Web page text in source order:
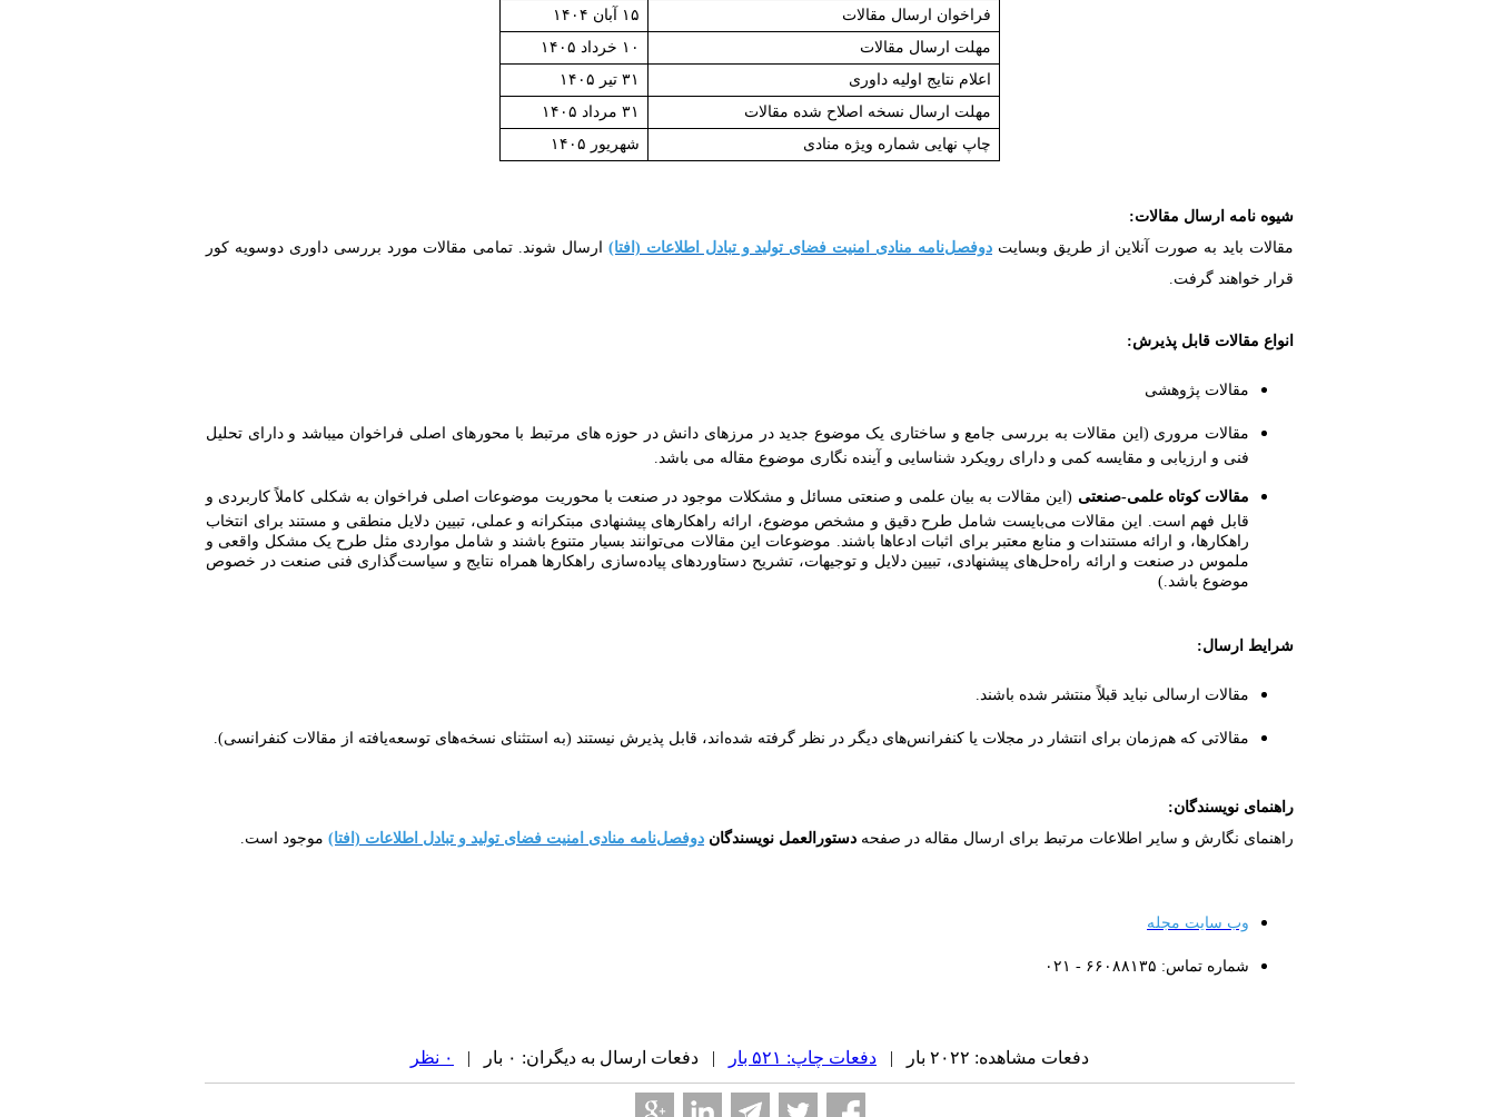
فراخوان ارسال مقالات
۱۵ آبان ۱۴۰۴
مهلت ارسال مقالات
۱۰ خرداد ۱۴۰۵
اعلام نتایج اولیه داوری
۳۱ تیر ۱۴۰۵
مهلت ارسال نسخه اصلاح شده مقالات
۳۱ مرداد ۱۴۰۵
چاپ نهایی شماره ویژه منادی
شهریور ۱۴۰۵
شیوه نامه ارسال مقالات:
مقالات باید به صورت آنلاین از طریق وبسایتدوفصل‌نامه منادی امنیت فضای تولید و تبادل اطلاعات (افتا) ارسال شوند. تمامی مقالات مورد بررسی داوری دوسویه کور
قرار خواهند گرفت.
انواع مقالات قابل پذیرش:
مقالات پژوهشی
مقالات مروری (این مقالات به بررسی جامع و ساختاری یک موضوع جدید در مرزهای دانش در حوزه های مرتبط با محورهای اصلی فراخوان میباشد و دارای تحلیل
فنی و ارزیابی و مقایسه کمی و دارای رویکرد شناسایی و آینده نگاری موضوع مقاله می باشد.
مقالات کوتاه علمی-صنعتی (این مقالات به بیان علمی و صنعتی مسائل و مشکلات موجود در صنعت با محوریت موضوعات اصلی فراخوان به شکلی کاملاً کاربردی و
قابل فهم است. این مقالات می‌بایست شامل طرح دقیق و مشخص موضوع، ارائه راهکارهای پیشنهادی مبتکرانه و عملی، تبیین دلایل منطقی و مستند برای انتخاب
راهکارها، و ارائه مستندات و منابع معتبر برای اثبات ادعاها باشند. موضوعات این مقالات می‌توانند بسیار متنوع باشند و شامل مواردی مثل طرح یک مشکل واقعی و
ملموس در صنعت و ارائه راه‌حل‌های پیشنهادی، تبیین دلایل و توجیهات، تشریح دستاوردهای پیاده‌سازی راهکارها همراه نتایج و سیاست‌گذاری فنی صنعت در خصوص
موضوع باشد.)
شرایط ارسال:
مقالات ارسالی نباید قبلاً منتشر شده باشند.
مقالاتی که هم‌زمان برای انتشار در مجلات یا کنفرانس‌های دیگر در نظر گرفته شده‌اند، قابل پذیرش نیستند (به استثنای نسخه‌های توسعه‌یافته از مقالات کنفرانسی).
راهنمای نویسندگان:
راهنمای نگارش و سایر اطلاعات مرتبط برای ارسال مقاله در صفحه دستورالعمل نویسندگان دوفصل‌نامه منادی امنیت فضای تولید و تبادل اطلاعات (افتا) موجود است.
وب سایت مجله
شماره تماس: ۶۶۰۸۸۱۳۵ - ۰۲۱
دفعات مشاهده: ۲۰۲۲ بار | دفعات چاپ: ۵۲۱ بار | دفعات ارسال به دیگران: ۰ بار | ۰ نظر